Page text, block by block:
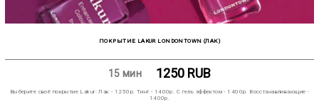
ПОКРЫТИЕ LAKUR LONDONTOWN (ЛАК)
15 мин 1250 RUB
Выберите своё покрытие Lakur: Лак - 1250р. Тинт - 1400р. С гель эффектом - 1400р. Восстанавливающие -
1400р.